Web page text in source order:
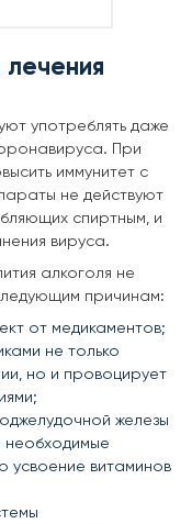
употреблять даже
При
иммунитет с
не действуют
спиртным, и
вируса.
алкоголя не
причинам:
от медикаментов;
не только
но и провоцирует
железы
необходимые
усвоение витаминов